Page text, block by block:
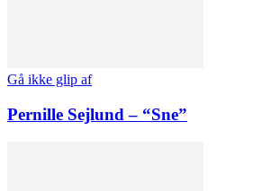
Gå ikke glip af
Pernille Sejlund – “Sne”